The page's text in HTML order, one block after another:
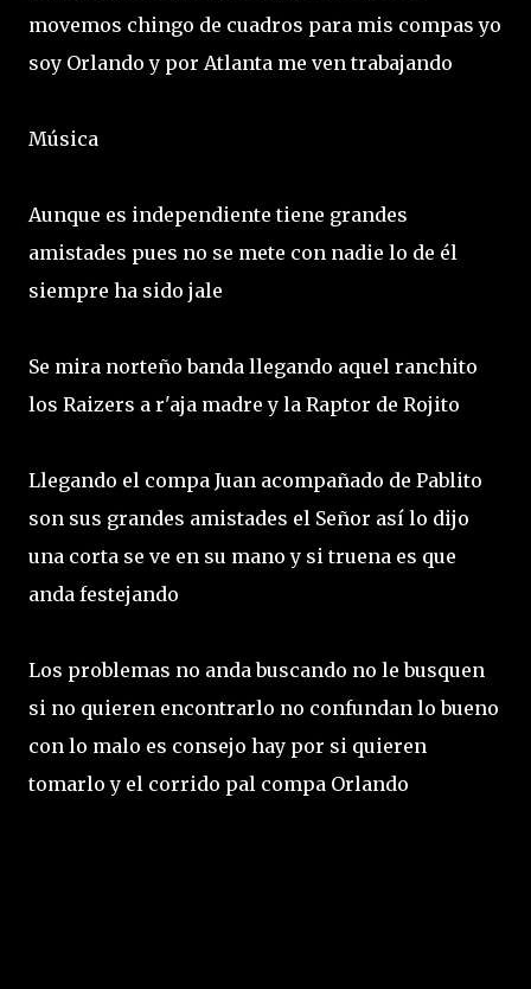
movemos chingo de cuadros para mis compas yo
soy Orlando y por Atlanta me ven trabajando
Música
Aunque es independiente tiene grandes
amistades pues no se mete con nadie lo de él
siempre ha sido jale
Se mira norteño banda llegando aquel ranchito
los Raizers a r'aja madre y la Raptor de Rojito
Llegando el compa Juan acompañado de Pablito
son sus grandes amistades el Señor así lo dijo
una corta se ve en su mano y si truena es que
anda festejando
Los problemas no anda buscando no le busquen
si no quieren encontrarlo no confundan lo bueno
con lo malo es consejo hay por si quieren
tomarlo y el corrido pal compa Orlando